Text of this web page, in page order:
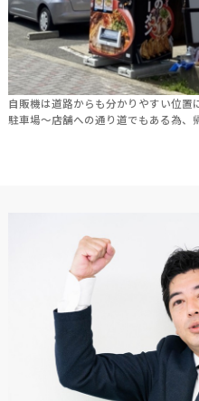
自販機は道路からも分かりやすい位置
駐車場～店舗への通り道でもある為、